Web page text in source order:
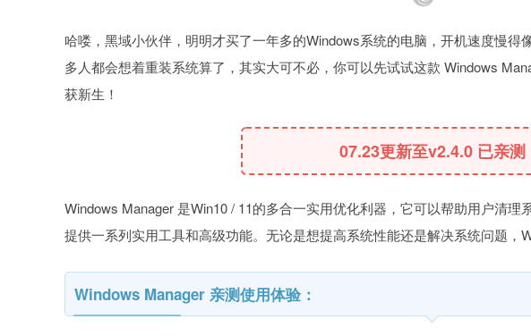
哈喽，黑域小伙伴，明明才买了一年多的Windows系统的电脑，开机速度慢得
多人都会想着重装系统算了，其实大可不必，你可以先试试这款 Windows
获新生！
07.23更新至v2.4.0 已亲测
Windows Manager 是Win10 / 11的多合一实用优化利器，它可以帮助用户清
提供一系列实用工具和高级功能。无论是想提高系统性能还是解决系统问题，
Windows Manager 亲测使用体验：